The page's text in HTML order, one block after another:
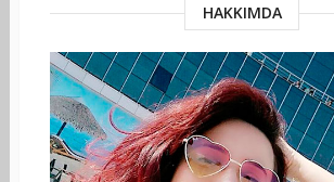
HAKKIMDA